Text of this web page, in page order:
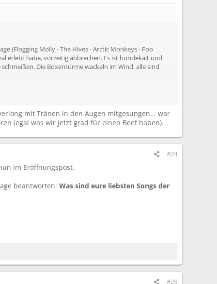
(Flogging Molly - The Hives - Arctic Monkeys - Foo
erlebt habe, vorzeitig abbrechen. Es ist hundekalt und
Die Boxentürme wackeln im Wind, alle sind
mit Tränen in den Augen mitgesungen... war
(egal was wir jetzt grad für einen Beef haben).
#24
im Eröffnungspost.
beantworten: Was sind eure liebsten Songs der
#25